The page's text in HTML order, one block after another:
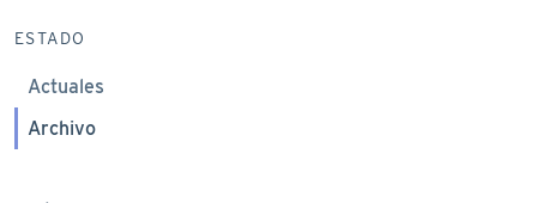
ESTADO
Actuales
Archivo